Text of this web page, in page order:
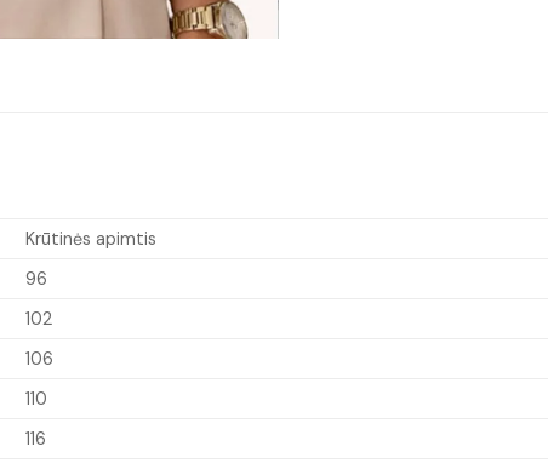
Krūtinės apimtis
96
102
106
110
116